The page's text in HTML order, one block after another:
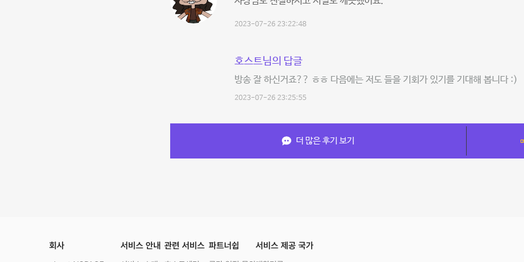
2023-07-26 23:22:48
호스트님의 답글
방송 잘 하신거죠?? ㅎㅎ 다음에는 저도 들을 기회가 있기를 기대해 봅니다 :)
2023-07-26 23:25:55
더 많은 후기 보기
회사 서비스 안내 관련 서비스 파트너쉽 서비스 제공 국가